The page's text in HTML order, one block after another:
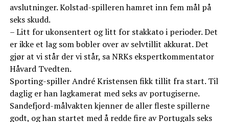
avslutninger. Kolstad-spilleren hamret inn fem mål på
seks skudd.
– Litt for ukonsentert og litt for stakkato i perioder. Det
er ikke et lag som bobler over av selvtillit akkurat. Det
gjør at vi står der vi står, sa NRKs ekspertkommentator
Håvard Tvedten.
Sporting-spiller André Kristensen fikk tillit fra start. Til
daglig er han lagkamerat med seks av portugiserne.
Sandefjord-målvakten kjenner de aller fleste spillerne
godt, og han startet med å redde fire av Portugals seks